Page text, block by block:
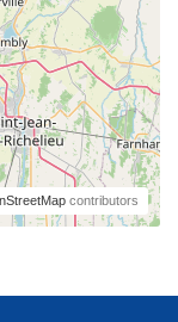
contributors